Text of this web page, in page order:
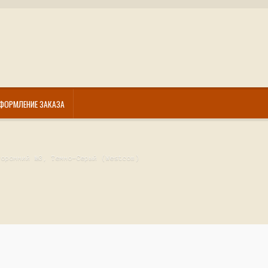
ЗАКАЗА
№3, Темно-Серый (Westcom)